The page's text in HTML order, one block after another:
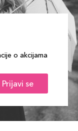
o akcijama
Prijavi se